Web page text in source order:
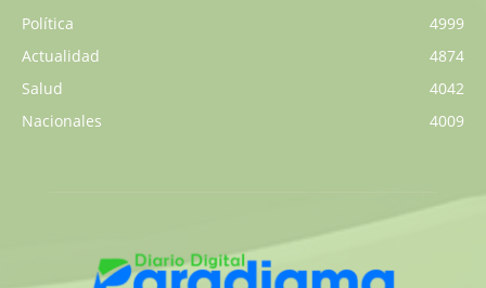
Política
4999
Actualidad
4874
Salud
4042
Nacionales
4009